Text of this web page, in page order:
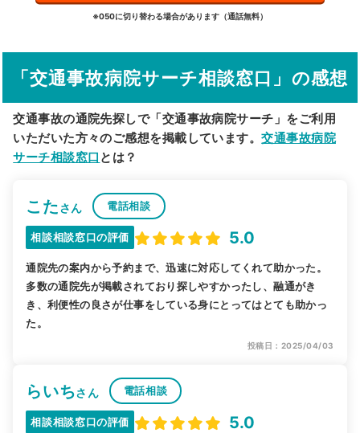
詳細条件で絞り込む
駅から探す 院名から探す
※050に切り替わる場合があります（通話無料）
「交通事故病院サーチ相談窓口」の感想
交通事故の通院先探しで「交通事故病院サーチ」をご利用
いただいた方々のご感想を掲載しています。交通事故病院
サーチ相談窓口 とは？
こたさん 電話相談
相談相談窓口の評価 5.0
通院先の案内から予約まで、迅速に対応してくれて助かった。
多数の通院先が掲載されており探しやすかったし、融通がき
き、利便性の良さが仕事をしている身にとってはとても助かっ
た。
投稿日：2025/04/03
らいちさん 電話相談
相談相談窓口の評価 5.0